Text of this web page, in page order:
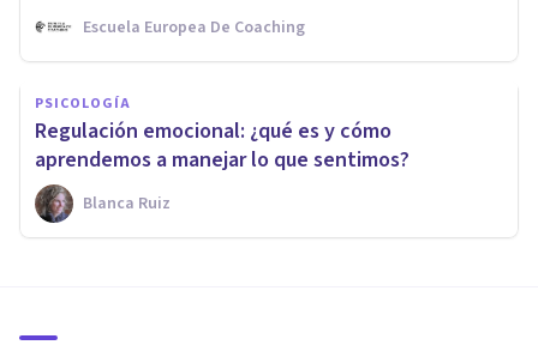
Escuela Europea De Coaching
PSICOLOGÍA
Regulación emocional: ¿qué es y cómo
aprendemos a manejar lo que sentimos?
Blanca Ruiz